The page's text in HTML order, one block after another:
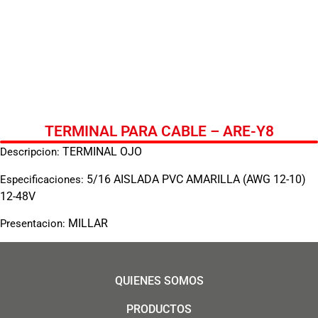
TERMINAL PARA CABLE – ARE-Y8
Descripcion: TERMINAL OJO
Especificaciones: 5/16 AISLADA PVC AMARILLA (AWG 12-10)
12-48V
Presentacion: MILLAR
QUIENES SOMOS
PRODUCTOS